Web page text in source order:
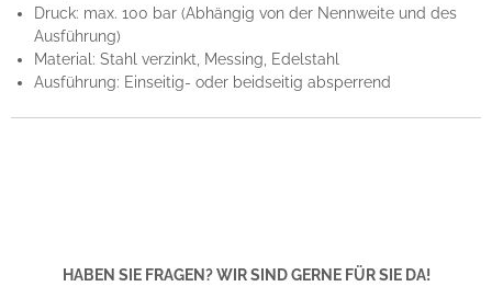
Druck: max. 100 bar (Abhängig von der Nennweite und des
Ausführung)
Material: Stahl verzinkt, Messing, Edelstahl
Ausführung: Einseitig- oder beidseitig absperrend
HABEN SIE FRAGEN? WIR SIND GERNE FÜR SIE DA!